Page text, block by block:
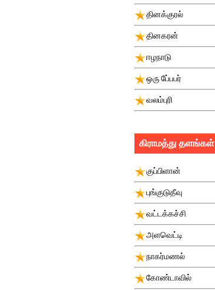
தினக்குரல்
தினகரன்
ஈழநாடு
ஒரு பே்பபர்
வலம்புரி
கிராமத்து தளங்கள்
குப்பிளான்
புங்குடுதீவு
வட்டக்கச்சி
அளவெட்டி
நாகர்மணல்
கோண்டாவில்